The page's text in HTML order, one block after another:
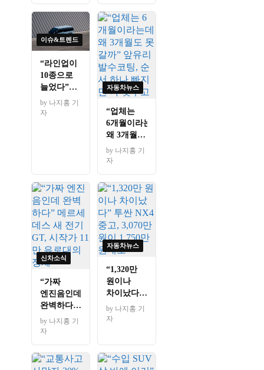
원이
2,190만
원대로
이슈&트렌드
“라인업이
10종으로
늘었다”
기아
전기차
by 나지홍 기
자
자동차뉴스
“업체는
6개월이라는데
왜 3개월도
못 갈까”
앞유리
순서 하나
빠지면 다
헛수고
by 나지홍 기
자
신차소식
“가짜
엔진음인데
완벽하다”
메르세데스
새 전기
11만
유로대의
by 나지홍 기
자
자동차뉴스
“1,320만
원이나
차이났다”
투싼 NX4
중고,
원대로
by 나지홍 기
자